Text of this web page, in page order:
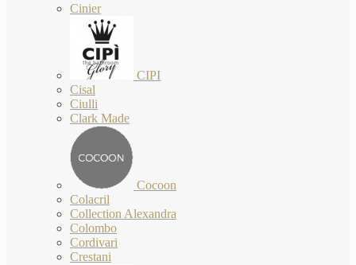
Cinier
CIPI
Cisal
Ciulli
Clark Made
Cocoon
Colacril
Collection Alexandra
Colombo
Cordivari
Crestani